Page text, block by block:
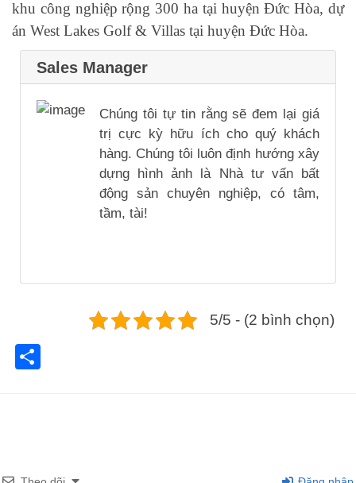
khu công nghiệp rộng 300 ha tại huyện Đức Hòa, dự
án West Lakes Golf & Villas tại huyện Đức Hòa.
Sales Manager
Chúng tôi tự tin rằng sẽ đem lại giá
trị cực kỳ hữu ích cho quý khách
hàng. Chúng tôi luôn định hướng xây
dựng hình ảnh là Nhà tư vấn bất
động sản chuyên nghiệp, có tâm,
tầm, tài!
5/5 - (2 bình chọn)